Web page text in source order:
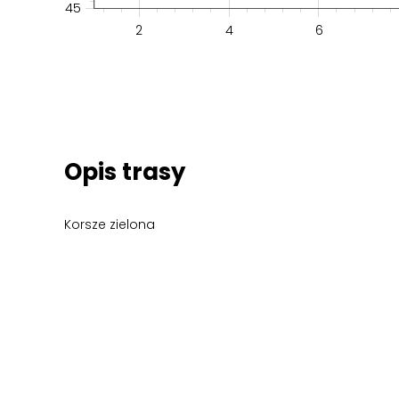
2 4 6
45
Opis trasy
Korsze zielona